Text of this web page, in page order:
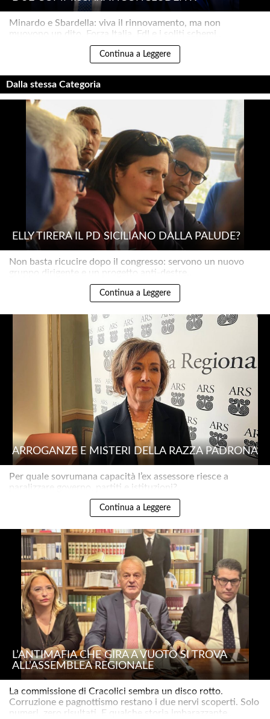
Minardo e Sbardella: viva il rinnovamento, ma non
muovono un dito. Forza Italia, FdI e i soliti schemi..
Continua a Leggere
Dalla stessa Categoria
ELLY TIRERÀ IL PD SICILIANO DALLA PALUDE?
Non basta ricucire dopo il congresso: servono un nuovo
gruppo dirigente e un progetto anti-destre..
Continua a Leggere
ARROGANZE E MISTERI DELLA RAZZA PADRONA
Per quale sovrumana capacità l’ex assessore riesce a
paralizzare governo, partiti e istituzioni?..
Continua a Leggere
L’ANTIMAFIA CHE GIRA A VUOTO SI TROVA
ALL’ASSEMBLEA REGIONALE
La commissione di Cracolici sembra un disco rotto.
Corruzione e pagnottismo restano i due nervi scoperti. Solo
numeri, zero risultati. E qualche storia imbarazzante..